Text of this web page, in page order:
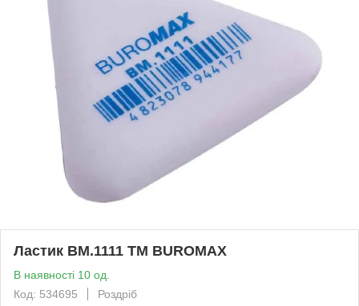
Ластик BM.1111 ТМ BUROMAX
В наявності 10 од.
Код: 534695
Роздріб